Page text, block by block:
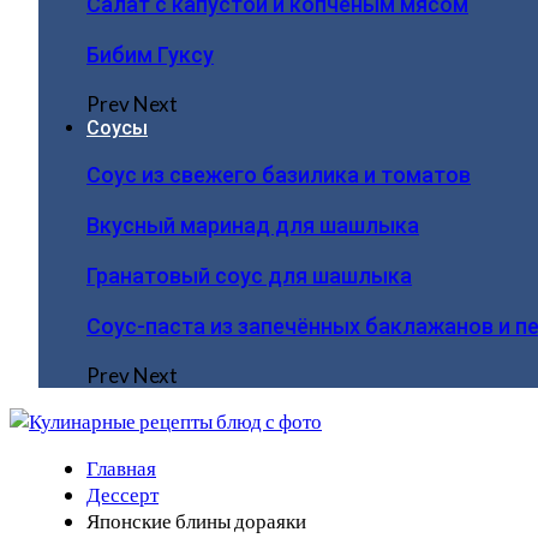
Бибим Гуксу
PrevNext
Соусы
Соус из свежего базилика и томатов
Вкусный маринад для шашлыка
Гранатовый соус для шашлыка
Соус-паста из запечённых баклажанов и
PrevNext
Главная
Дессерт
Японские блины дораяки